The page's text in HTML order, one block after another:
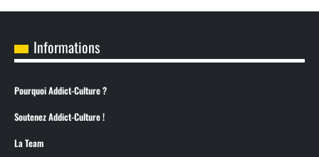
Informations
Pourquoi Addict-Culture ?
Soutenez Addict-Culture !
La Team